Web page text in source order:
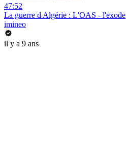
47:52
La guerre d Algérie : L'OAS - l'exode
imineo
il y a 9 ans